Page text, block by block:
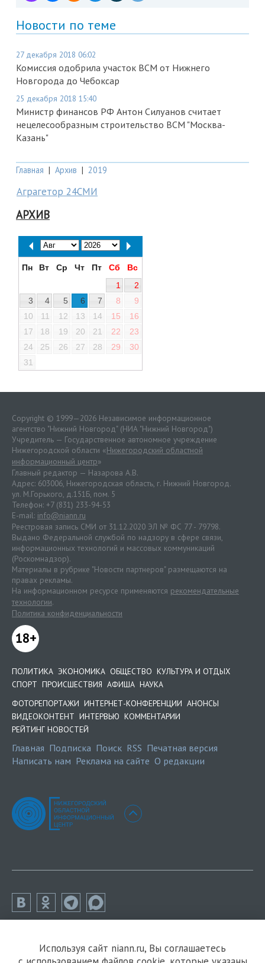
Новости по теме
27 декабря 2018 06:02
Комиссия одобрила участок ВСМ от Нижнего
Новгорода до Чебоксар
25 декабря 2018 15:40
Министр финансов РФ Антон Силуанов считает
нецелесообразным строительство ВСМ "Москва-
Казань"
Главная | Архив | 2019
Аграгетор 24СМИ
АРХИВ
Пн Вт Ср Чт Пт Сб
Вс
1
2
3
4 5 6 7 8
9
10
11 12 13 14 15
16
17
18 19 20 21 22
23
24
25 26 27 28 29
30
31
Copyright © 1999—2026 Независимое информационное
агентство "Нижний Новгород" (НИА "Нижний Новгород")
Учредитель — Государственное автономное учреждение
Нижегородской области «Нижегородский областной
информационный центр»
Главный редактор — Назарова А.В.
Адрес: 603006, Нижегородская область, г. Нижний Новгород.
ул. М.Горького, д.151Б, пом. 5
Телефон: +7 (831) 233-94-53
E-mail: info@niann.ru
Реестровая запись СМИ от 31.12.2020 ЭЛ № ФС 77 - 79798.
Выдано Федеральной службой по надзору в сфере связи,
информационных технологий и массовых коммуникаций
(Роскомнадзор).
Материалы в рубрике "Новости партнеров" размещаются на
правах рекламы.
На информационном ресурсе применяются рекомендательные
технологии.
Политика конфиденциальности
18+
ПОЛИТИКА ЭКОНОМИКА ОБЩЕСТВО КУЛЬТУРА И ОТДЫХ
СПОРТ ПРОИСШЕСТВИЯ АФИША НАУКА
ФОТОРЕПОРТАЖИ ИНТЕРНЕТ-КОНФЕРЕНЦИИ АНОНСЫ
ВИДЕОКОНТЕНТ ИНТЕРВЬЮ КОММЕНТАРИИ
РЕЙТИНГ НОВОСТЕЙ
Главная Подписка Поиск RSS Печатная версия
Написать нам Реклама на сайте О редакции
Используя сайт niann.ru, Вы соглашаетесь